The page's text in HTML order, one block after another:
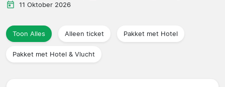
11 Oktober 2026
Toon Alles Alleen ticket Pakket met Hotel
Pakket met Hotel & Vlucht